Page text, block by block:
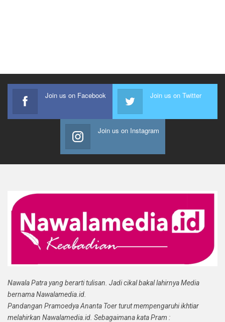
Join us on Facebook Join us on Twitter
Join us on Instagram
Nawala Patra yang berarti tulisan. Jadi cikal bakal lahirnya Media
bernama Nawalamedia.id.
Pandangan Pramoedya Ananta Toer turut mempengaruhi ikhtiar
melahirkan Nawalamedia.id. Sebagaimana kata Pram :